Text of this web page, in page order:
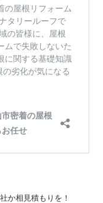
か相見積もりを！